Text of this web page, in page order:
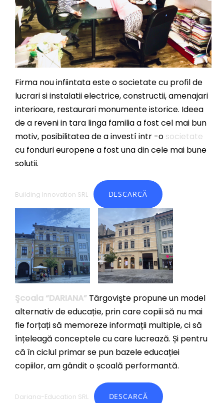
Firma nou infiintata este o societate cu profil de
lucrari si instalatii electrice, constructii, amenajari
interioare, restaurari monumente istorice. Ideea
de a reveni in tara linga familia a fost cel mai bun
motiv, posibilitatea de a investí intr -o societate
cu fonduri europene a fost una din cele mai bune
solutii.
Building Innovation SRL DESCARCĂ
Şcoala “DARIANA” Târgovişte propune un model
alternativ de educație, prin care copiii să nu mai
fie forțați să memoreze informații multiple, ci să
înțeleagă conceptele cu care lucrează. Și pentru
că în ciclul primar se pun bazele educației
copiilor, am gândit o școală performantă.
Dariana-Education SRL DESCARCĂ